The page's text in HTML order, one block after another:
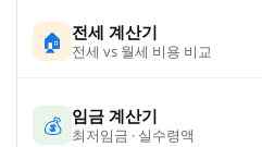
🏠 전세 계산기
전세 vs 월세 비용 비교
💰 임금 계산기
최저임금 · 실수령액